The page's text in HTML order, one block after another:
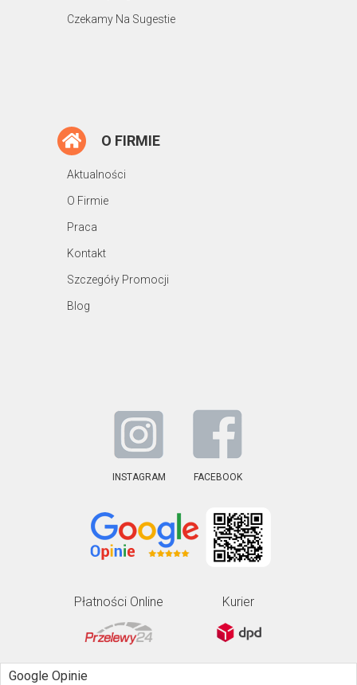
Czekamy Na Sugestie
O FIRMIE
Aktualności
O Firmie
Praca
Kontakt
Szczegóły Promocji
Blog
INSTAGRAM FACEBOOK
Płatności Online Kurier
Google Opinie